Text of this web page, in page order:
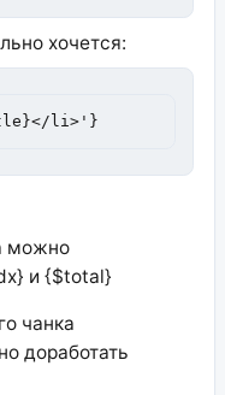
хочется:
li>'}
можно
и {$total}
чанка
доработать